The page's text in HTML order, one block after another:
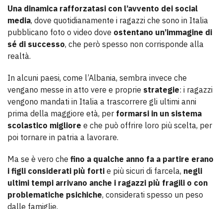
Una dinamica rafforzatasi con l’avvento dei social
media, dove quotidianamente i ragazzi che sono in Italia
pubblicano foto o video dove ostentano un’immagine di
sé di successo, che però spesso non corrisponde alla
realtà.
In alcuni paesi, come l’Albania, sembra invece che
vengano messe in atto vere e proprie strategie: i ragazzi
vengono mandati in Italia a trascorrere gli ultimi anni
prima della maggiore età, per formarsi in un sistema
scolastico migliore e che può offrire loro più scelta, per
poi tornare in patria a lavorare.
Ma se è vero che fino a qualche anno fa a partire erano
i figli considerati più forti e più sicuri di farcela, negli
ultimi tempi arrivano anche i ragazzi più fragili o con
problematiche psichiche, considerati spesso un peso
dalle famiglie.